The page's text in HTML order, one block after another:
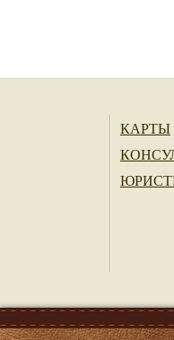
КАРТЫ